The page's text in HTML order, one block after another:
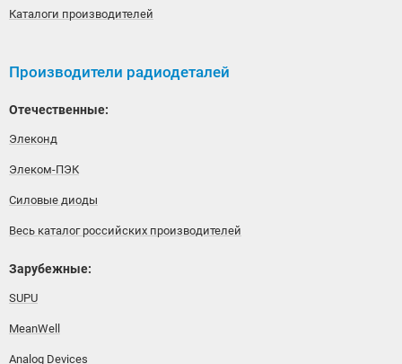
Каталоги производителей
Производители радиодеталей
Отечественные:
Элеконд
Элеком-ПЭК
Силовые диоды
Весь каталог российских производителей
Зарубежные:
SUPU
MeanWell
Analog Devices